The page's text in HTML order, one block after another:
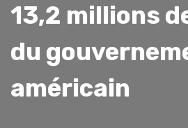
13,2 millions
du
américain